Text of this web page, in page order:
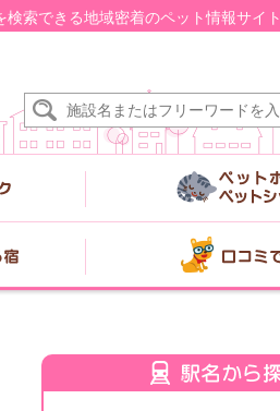
索できる地域密着のペット情報サイト